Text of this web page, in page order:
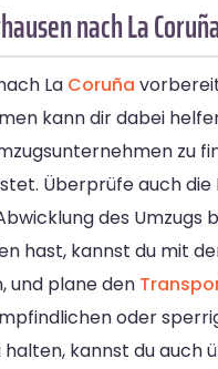
nach La
La Coruña
kann dir dabei
zu
Überprüfe auch
des Umzugs
hast, kannst du mit
und plane den
oder
kannst du